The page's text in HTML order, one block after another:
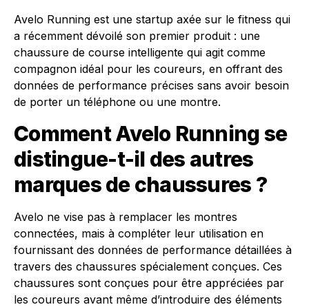
Avelo Running est une startup axée sur le fitness qui
a récemment dévoilé son premier produit : une
chaussure de course intelligente qui agit comme
compagnon idéal pour les coureurs, en offrant des
données de performance précises sans avoir besoin
de porter un téléphone ou une montre.
Comment Avelo Running se
distingue-t-il des autres
marques de chaussures ?
Avelo ne vise pas à remplacer les montres
connectées, mais à compléter leur utilisation en
fournissant des données de performance détaillées à
travers des chaussures spécialement conçues. Ces
chaussures sont conçues pour être appréciées par
les coureurs avant même d’introduire des éléments